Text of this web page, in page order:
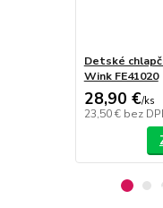
Detské
Wink FE41020
28,90 €/ks
23,50 € bez